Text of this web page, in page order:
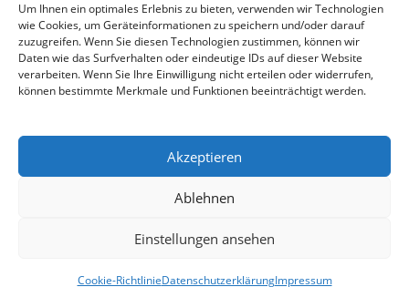
Um Ihnen ein optimales Erlebnis zu bieten, verwenden wir Technologien
wie Cookies, um Geräteinformationen zu speichern und/oder darauf
zuzugreifen. Wenn Sie diesen Technologien zustimmen, können wir
Daten wie das Surfverhalten oder eindeutige IDs auf dieser Website
verarbeiten. Wenn Sie Ihre Einwilligung nicht erteilen oder widerrufen,
können bestimmte Merkmale und Funktionen beeinträchtigt werden.
Akzeptieren
Ablehnen
Einstellungen ansehen
Cookie-RichtlinieDatenschutzerklärungImpressum
Neueste Beiträge
Home
Es sind keine Kommentare vorhanden.
Datenschutzerklärung